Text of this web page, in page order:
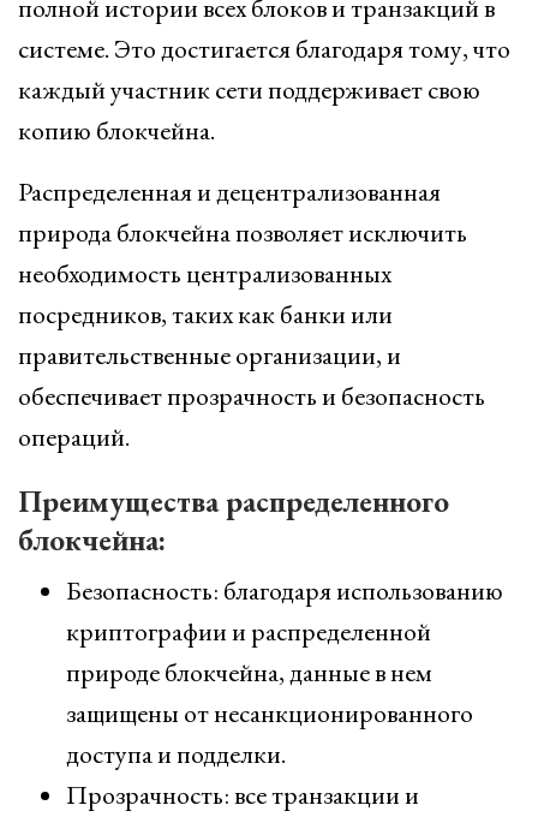
полной истории всех блоков и транзакций в
системе. Это достигается благодаря тому, что
каждый участник сети поддерживает свою
копию блокчейна.
Распределенная и децентрализованная
природа блокчейна позволяет исключить
необходимость централизованных
посредников, таких как банки или
правительственные организации, и
обеспечивает прозрачность и безопасность
операций.
Преимущества распределенного
блокчейна:
Безопасность: благодаря использованию
криптографии и распределенной
природе блокчейна, данные в нем
защищены от несанкционированного
доступа и подделки.
Прозрачность: все транзакции и